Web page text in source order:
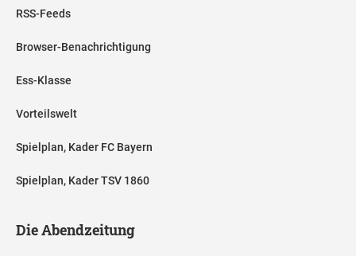
RSS-Feeds
Browser-Benachrichtigung
Ess-Klasse
Vorteilswelt
Spielplan, Kader FC Bayern
Spielplan, Kader TSV 1860
Die Abendzeitung